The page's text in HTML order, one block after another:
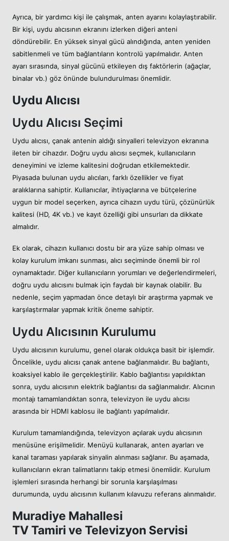
Ayrıca, bir yardımcı kişi ile çalışmak, anten ayarını kolaylaştırabilir.
Bir kişi, uydu alıcısının ekranını izlerken diğeri anteni
döndürebilir. En yüksek sinyal gücü alındığında, anten yeniden
sabitlenmeli ve tüm bağlantıların kontrolü yapılmalıdır. Anten
ayarı sırasında, sinyal gücünü etkileyen dış faktörlerin (ağaçlar,
binalar vb.) göz önünde bulundurulması önemlidir.
Uydu Alıcısı
Uydu Alıcısı Seçimi
Uydu alıcısı, çanak antenin aldığı sinyalleri televizyon ekranına
ileten bir cihazdır. Doğru uydu alıcısı seçmek, kullanıcıların
deneyimini ve izleme kalitesini doğrudan etkilemektedir.
Piyasada bulunan uydu alıcıları, farklı özellikler ve fiyat
aralıklarına sahiptir. Kullanıcılar, ihtiyaçlarına ve bütçelerine
uygun bir model seçerken, ayrıca cihazın uydu türü, çözünürlük
kalitesi (HD, 4K vb.) ve kayıt özelliği gibi unsurları da dikkate
almalıdır.
Ek olarak, cihazın kullanıcı dostu bir ara yüze sahip olması ve
kolay kurulum imkanı sunması, alıcı seçiminde önemli bir rol
oynamaktadır. Diğer kullanıcıların yorumları ve değerlendirmeleri,
doğru uydu alıcısını bulmak için faydalı bir kaynak olabilir. Bu
nedenle, seçim yapmadan önce detaylı bir araştırma yapmak ve
karşılaştırmalar yapmak kritik öneme sahiptir.
Uydu Alıcısının Kurulumu
Uydu alıcısının kurulumu, genel olarak oldukça basit bir işlemdir.
Öncelikle, uydu alıcısı çanak antene bağlanmalıdır. Bu bağlantı,
koaksiyel kablo ile gerçekleştirilir. Kablo bağlantısı yapıldıktan
sonra, uydu alıcısının elektrik bağlantısı da sağlanmalıdır. Alıcının
montajı tamamlandıktan sonra, televizyon ile uydu alıcısı
arasında bir HDMI kablosu ile bağlantı yapılmalıdır.
Kurulum tamamlandığında, televizyon açılarak uydu alıcısının
menüsüne erişilmelidir. Menüyü kullanarak, anten ayarları ve
kanal taraması yapılarak sinyalin alınması sağlanır. Bu aşamada,
kullanıcıların ekran talimatlarını takip etmesi önemlidir. Kurulum
işlemleri sırasında herhangi bir sorunla karşılaşılması
durumunda, uydu alıcısının kullanım kılavuzu referans alınmalıdır.
Muradiye Mahallesi
TV Tamiri ve Televizyon Servisi